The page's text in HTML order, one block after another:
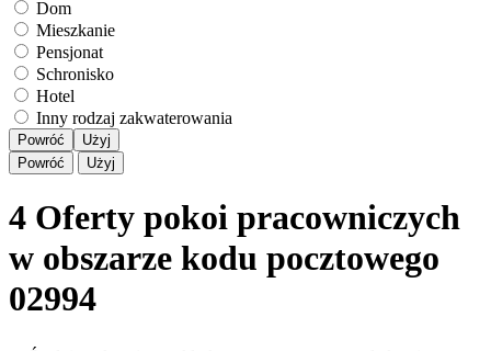
Dom
Mieszkanie
Pensjonat
Schronisko
Hotel
Inny rodzaj zakwaterowania
Powróć
Użyj
Powróć
Użyj
4 Oferty pokoi pracowniczych
w obszarze kodu pocztowego
02994